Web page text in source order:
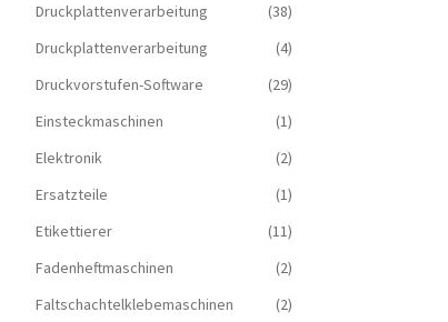
Druckplattenverarbeitung
(38)
Druckplattenverarbeitung
(4)
Druckvorstufen-Software
(29)
Einsteckmaschinen
(1)
Elektronik
(2)
Ersatzteile
(1)
Etikettierer
(11)
Fadenheftmaschinen
(2)
Faltschachtelklebemaschinen
(2)